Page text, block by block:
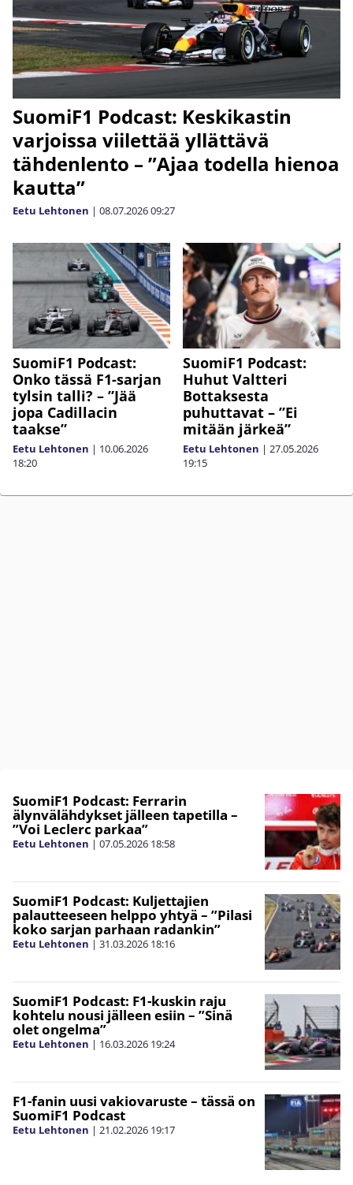
SuomiF1 Podcast: Keskikastin
varjoissa viilettää yllättävä
tähdenlento – ”Ajaa todella hienoa
kautta”
Eetu Lehtonen | 08.07.202609:27
SuomiF1 Podcast:
Onko tässä F1-sarjan
tylsin talli? – ”Jää
jopa Cadillacin
taakse”
Eetu Lehtonen | 10.06.2026
18:20
SuomiF1 Podcast:
Huhut Valtteri
Bottaksesta
puhuttavat – ”Ei
mitään järkeä”
Eetu Lehtonen | 27.05.2026
19:15
SuomiF1 Podcast: Ferrarin
älynvälähdykset jälleen tapetilla –
”Voi Leclerc parkaa”
Eetu Lehtonen | 07.05.2026 18:58
SuomiF1 Podcast: Kuljettajien
palautteeseen helppo yhtyä – ”Pilasi
koko sarjan parhaan radankin”
Eetu Lehtonen | 31.03.2026 18:16
SuomiF1 Podcast: F1-kuskin raju
kohtelu nousi jälleen esiin – ”Sinä
olet ongelma”
Eetu Lehtonen | 16.03.2026 19:24
F1-fanin uusi vakiovaruste – tässä on
SuomiF1 Podcast
Eetu Lehtonen | 21.02.2026 19:17